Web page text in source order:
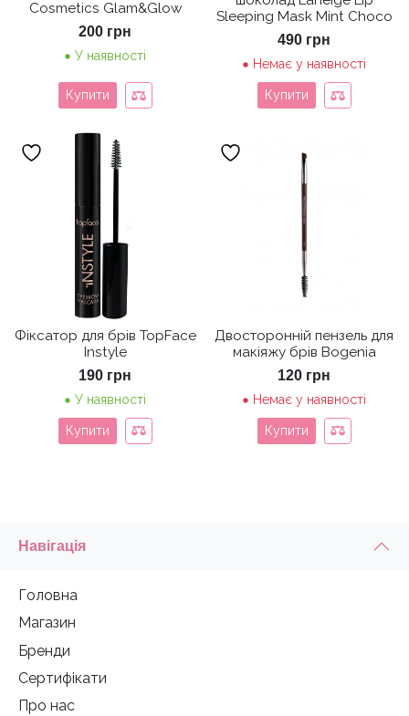
Cosmetics Glam&Glow
200 грн
У наявності
Купити
Sleeping Mask Mint Choco
490 грн
Немає у наявності
Купити
Фіксатор для брів TopFace
Instyle
190 грн
У наявності
Купити
Двосторонній пензель для
макіяжу брів Bogenia
120 грн
Немає у наявності
Купити
Навігація
Головна
Магазин
Бренди
Сертифікати
Про нас